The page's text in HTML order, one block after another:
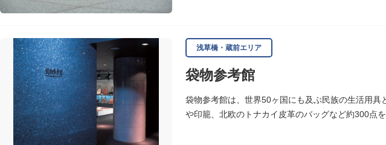
浅草橋・蔵前エリア
袋物参考館
袋物参考館は、世界50ヶ国にも及ぶ民族の生活用
や印籠、北欧のトナカイ皮革のバッグなど約300点